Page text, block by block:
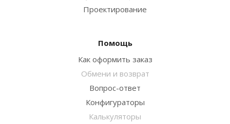
Проектирование
Помощь
Как оформить заказ
Обмени и возврат
Вопрос-ответ
Конфигураторы
Калькуляторы